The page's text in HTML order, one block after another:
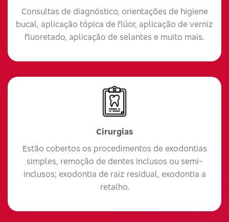
Consultas de diagnóstico, orientações de higiene
bucal, aplicação tópica de flúor, aplicação de verniz
fluoretado, aplicação de selantes e muito mais.
Cirurgias
Estão cobertos os procedimentos de exodontias
simples, remoção de dentes inclusos ou semi-
inclusos; exodontia de raiz residual, exodontia a
retalho.